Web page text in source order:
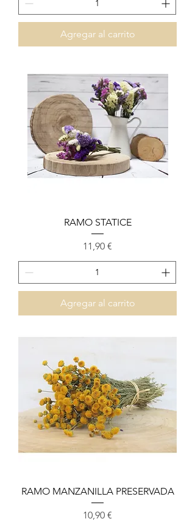
Agregar al carrito
RAMO STATICE
Precio
11,90 €
Agregar al carrito
RAMO MANZANILLA PRESERVADA
Precio
10,90 €